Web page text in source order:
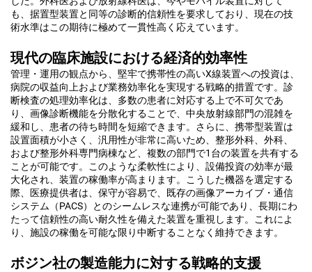
も、据置型装置と同等の診断的信頼性を要求しており、現在の技
術水準はこの期待に極めて一貫性高く応えています。
現代の臨床施設における経済的効率性
管理・運用の観点から、堅牢で携帯性の高いX線装置への投資は、
病院の収益向上および業務効率化を実現する戦略的措置です。診
断検査の処理効率化は、多数の患者に対応する上で不可欠であ
り、画像診断機能を分散化することで、中央放射線部門の混雑を
緩和し、患者の待ち時間を短縮できます。さらに、携帯型装置は
設置面積が小さく、汎用性が非常に高いため、整形外科、外科、
および整形外科専門病棟など、複数の部門で1台の装置を共有する
ことが可能です。このような柔軟性により、設備投資の効率が最
大化され、装置の稼働率が高まります。こうした機器を選定する
際、医療提供者は、保守が容易で、既存の画像アーカイブ・通信
システム（PACS）とのシームレスな連携が可能であり、長期にわ
たって信頼性の高い耐久性を備えた装置を重視します。これによ
り、施設の稼働を可能な限り中断することなく維持できます。
ボジン社の製造能力に対する戦略的支援